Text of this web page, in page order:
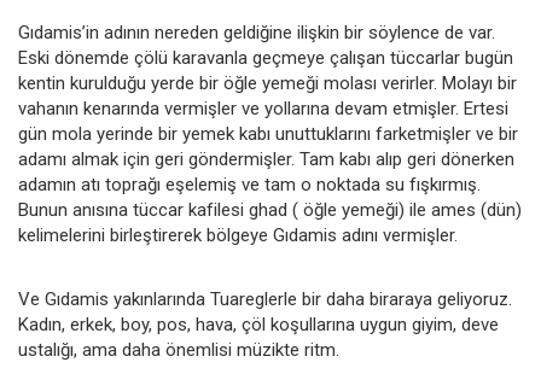
Gıdamis’in adının nereden geldiğine ilişkin bir söylence de var.
Eski dönemde çölü karavanla geçmeye çalışan tüccarlar bugün
kentin kurulduğu yerde bir öğle yemeği molası verirler. Molayı bir
vahanın kenarında vermişler ve yollarına devam etmişler. Ertesi
gün mola yerinde bir yemek kabı unuttuklarını farketmişler ve bir
adamı almak için geri göndermişler. Tam kabı alıp geri dönerken
adamın atı toprağı eşelemiş ve tam o noktada su fışkırmış.
Bunun anısına tüccar kafilesi ghad ( öğle yemeği) ile ames (dün)
kelimelerini birleştirerek bölgeye Gıdamis adını vermişler.
Ve Gıdamis yakınlarında Tuareglerle bir daha biraraya geliyoruz.
Kadın, erkek, boy, pos, hava, çöl koşullarına uygun giyim, deve
ustalığı, ama daha önemlisi müzikte ritm.